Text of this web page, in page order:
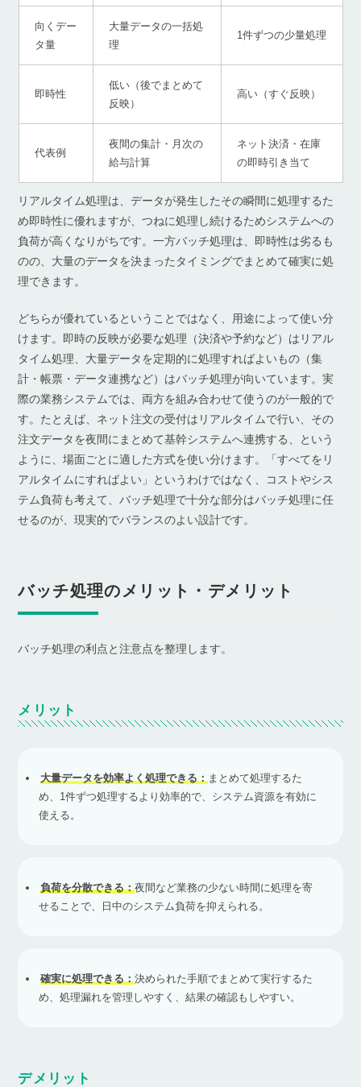
向くデー
タ量
大量データの一括処
理
1件ずつの少量処理
即時性
低い（後でまとめて
反映）
高い（すぐ反映）
代表例
夜間の集計・月次の
給与計算
ネット決済・在庫
の即時引き当て
リアルタイム処理は、データが発生したその瞬間に処理するた
め即時性に優れますが、つねに処理し続けるためシステムへの
負荷が高くなりがちです。一方バッチ処理は、即時性は劣るも
のの、大量のデータを決まったタイミングでまとめて確実に処
理できます。
どちらが優れているということではなく、用途によって使い分
けます。即時の反映が必要な処理（決済や予約など）はリアル
タイム処理、大量データを定期的に処理すればよいもの（集
計・帳票・データ連携など）はバッチ処理が向いています。実
際の業務システムでは、両方を組み合わせて使うのが一般的で
す。たとえば、ネット注文の受付はリアルタイムで行い、その
注文データを夜間にまとめて基幹システムへ連携する、という
ように、場面ごとに適した方式を使い分けます。「すべてをリ
アルタイムにすればよい」というわけではなく、コストやシス
テム負荷も考えて、バッチ処理で十分な部分はバッチ処理に任
せるのが、現実的でバランスのよい設計です。
バッチ処理のメリット・デメリット
バッチ処理の利点と注意点を整理します。
メリット
大量データを効率よく処理できる： まとめて処理するた
め、1件ずつ処理するより効率的で、システム資源を有効に
使える。
負荷を分散できる：夜間など業務の少ない時間に処理を寄
せることで、日中のシステム負荷を抑えられる。
確実に処理できる：決められた手順でまとめて実行するた
め、処理漏れを管理しやすく、結果の確認もしやすい。
デメリット